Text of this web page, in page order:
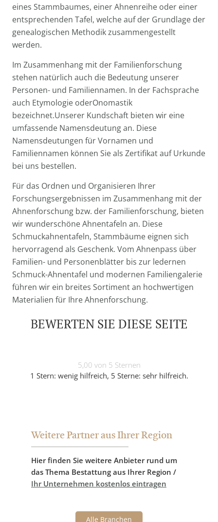
eines Stammbaumes, einer Ahnenreihe oder einer
entsprechenden Tafel, welche auf der Grundlage der
genealogischen Methodik zusammengestellt
werden.
Im Zusammenhang mit der Familienforschung
stehen natürlich auch die Bedeutung unserer
Personen- und Familiennamen. In der Fachsprache
auch Etymologie oderOnomastik
bezeichnet.Unserer Kundschaft bieten wir eine
umfassende Namensdeutung an. Diese
Namensdeutungen für Vornamen und
Familiennamen können Sie als Zertifikat auf Urkunde
bei uns bestellen.
Für das Ordnen und Organisieren Ihrer
Forschungsergebnissen im Zusammenhang mit der
Ahnenforschung bzw. der Familienforschung, bieten
wir wunderschöne Ahnentafeln an. Diese
Schmuckahnentafeln, Stammbäume eignen sich
hervorragend als Geschenk. Vom Ahnenpass über
Familien- und Personenblätter bis zur ledernen
Schmuck-Ahnentafel und modernen Familiengalerie
führen wir ein breites Sortiment an hochwertigen
Materialien für Ihre Ahnenforschung.
BEWERTEN SIE DIESE SEITE
5,00 von 5 Sternen
1 Stern: wenig hilfreich, 5 Sterne: sehr hilfreich.
Weitere Partner aus Ihrer Region
Hier finden Sie weitere Anbieter rund um
das Thema Bestattung aus Ihrer Region /
Ihr Unternehmen kostenlos eintragen
Alle Branchen